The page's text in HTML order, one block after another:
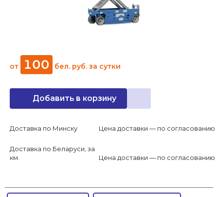
от 100 бел. руб. за сутки
Добавить в корзину
Доставка по Минску Цена доставки — по согласованию
Доставка по Беларуси, за
км.
Цена доставки — по согласованию